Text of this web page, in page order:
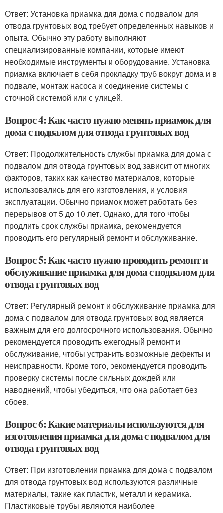
Ответ: Установка приамка для дома с подвалом для
отвода грунтовых вод требует определенных навыков и
опыта. Обычно эту работу выполняют
специализированные компании, которые имеют
необходимые инструменты и оборудование. Установка
приамка включает в себя прокладку труб вокруг дома и в
подвале, монтаж насоса и соединение системы с
сточной системой или с улицей.
Вопрос 4: Как часто нужно менять приамок для
дома с подвалом для отвода грунтовых вод
Ответ: Продолжительность службы приамка для дома с
подвалом для отвода грунтовых вод зависит от многих
факторов, таких как качество материалов, которые
использовались для его изготовления, и условия
эксплуатации. Обычно приамок может работать без
перерывов от 5 до 10 лет. Однако, для того чтобы
продлить срок службы приамка, рекомендуется
проводить его регулярный ремонт и обслуживание.
Вопрос 5: Как часто нужно проводить ремонт и
обслуживание приамка для дома с подвалом для
отвода грунтовых вод
Ответ: Регулярный ремонт и обслуживание приамка для
дома с подвалом для отвода грунтовых вод является
важным для его долгосрочного использования. Обычно
рекомендуется проводить ежегодный ремонт и
обслуживание, чтобы устранить возможные дефекты и
неисправности. Кроме того, рекомендуется проводить
проверку системы после сильных дождей или
наводнений, чтобы убедиться, что она работает без
сбоев.
Вопрос 6: Какие материалы используются для
изготовления приамка для дома с подвалом для
отвода грунтовых вод
Ответ: При изготовлении приамка для дома с подвалом
для отвода грунтовых вод используются различные
материалы, такие как пластик, металл и керамика.
Пластиковые трубы являются наиболее